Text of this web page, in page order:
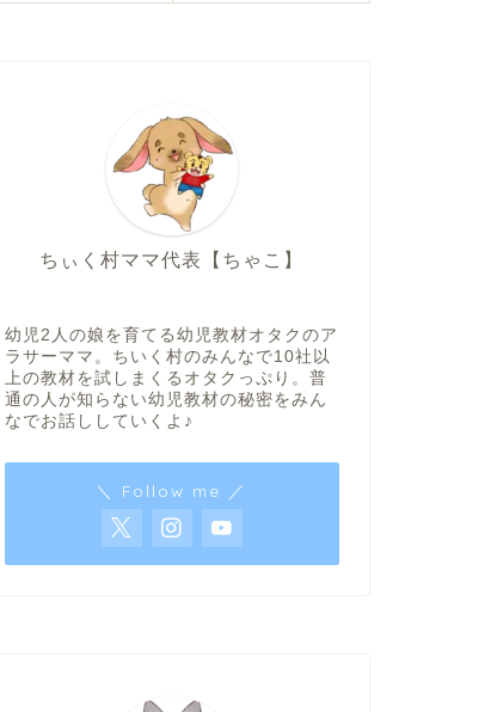
ちぃく村ママ代表【ちゃこ】
幼児2人の娘を育てる幼児教材オタクのア
ラサーママ。ちいく村のみんなで10社以
上の教材を試しまくるオタクっぷり。普
通の人が知らない幼児教材の秘密をみん
なでお話ししていくよ♪
＼ Follow me ／